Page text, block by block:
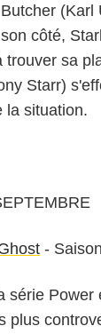
(Karl
côté,
trouver sa
Starr)
la situation.
-
série Power
plus